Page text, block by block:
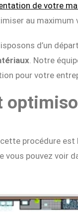
de votre
au
d’un
. Notre
pour votre
procédure est
vous pouvez voir